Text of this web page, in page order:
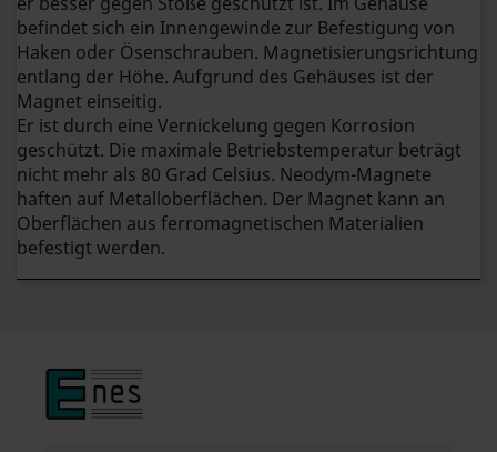
befindet sich ein Innengewinde zur Befestigung von
Haken oder Ösenschrauben. Magnetisierungsrichtung
entlang der Höhe. Aufgrund des Gehäuses ist der
Magnet einseitig.
Er ist durch eine Vernickelung gegen Korrosion
geschützt. Die maximale Betriebstemperatur beträgt
nicht mehr als 80 Grad Celsius. Neodym-Magnete
haften auf Metalloberflächen. Der Magnet kann an
Oberflächen aus ferromagnetischen Materialien
befestigt werden.